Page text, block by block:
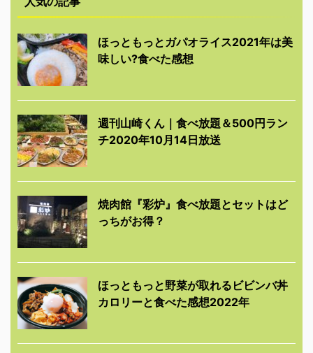
ほっともっとガパオライス2021年は美
味しい?食べた感想
週刊山崎くん｜食べ放題＆500円ラン
チ2020年10月14日放送
焼肉館『彩炉』食べ放題とセットはど
っちがお得？
ほっともっと野菜が取れるビビンバ丼
カロリーと食べた感想2022年